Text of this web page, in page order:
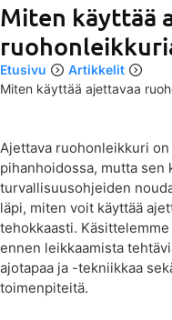
Miten käyttää
Etusivu
Artikkelit
Miten käyttää ajettavaa
Ajettava ruohonleikkuri
pihanhoidossa, mutta
turvallisuusohjeiden
läpi, miten voit käyttää
tehokkaasti.
ennen leikkaamista
ajotapaa ja -tekniikkaa
toimenpiteitä.